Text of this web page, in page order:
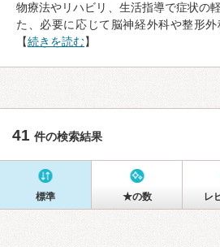
物療法やリハビリ、生活指導で症状の
た、必要に応じて脳神経外科や整形
【続きを読む】
41 件の検索結果
標準 ★の数 レ